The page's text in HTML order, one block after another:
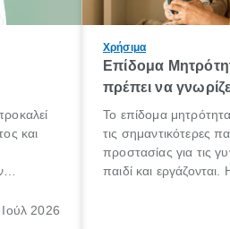
και
2026
Χρήσιμα
Επίδομα
πρέπει να
Το επίδομα
τις σημαντικότερες
προστασίας για τις
παιδί και
σημαντική περίοδος